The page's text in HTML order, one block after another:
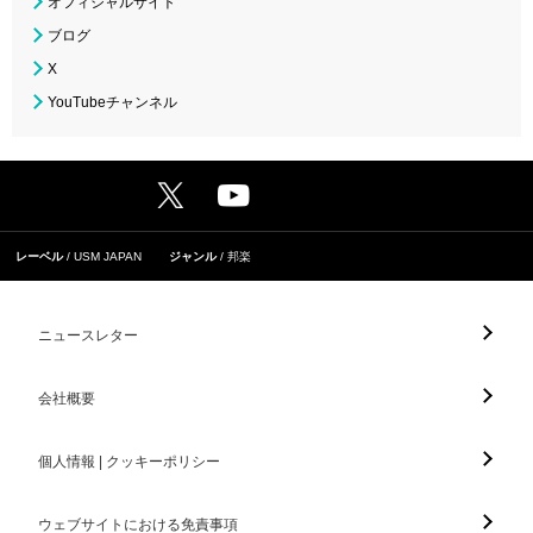
ブログ
X
YouTubeチャンネル
レーベル USM JAPAN ジャンル 邦楽
ニュースレター
会社概要
個人情報 | クッキーポリシー
ウェブサイトにおける免責事項